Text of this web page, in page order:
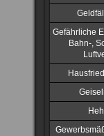
Gefährliche
Bahn-,